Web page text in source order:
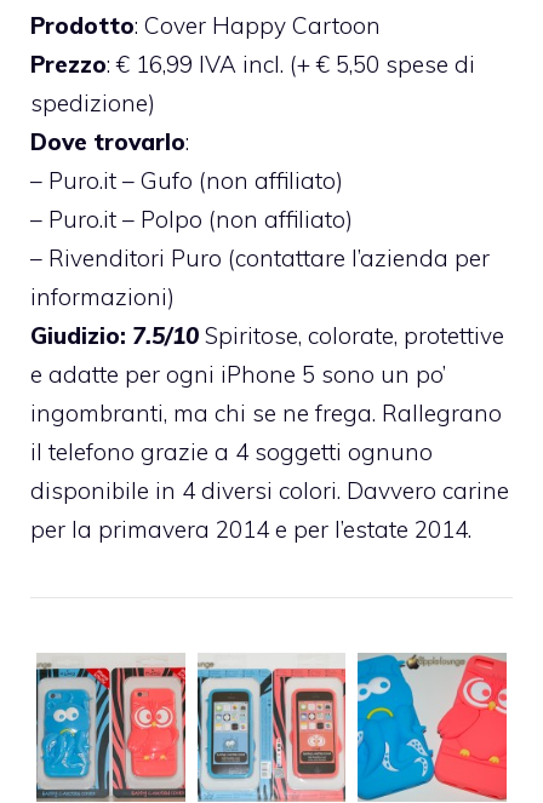
Prodotto: Cover Happy Cartoon
Prezzo: € 16,99 IVA incl. (+ € 5,50 spese di
spedizione)
Dove trovarlo:
– Puro.it – Gufo (non affiliato)
– Puro.it – Polpo (non affiliato)
– Rivenditori Puro (contattare l’azienda per
informazioni)
Giudizio: 7.5/10 Spiritose, colorate, protettive
e adatte per ogni iPhone 5 sono un po’
ingombranti, ma chi se ne frega. Rallegrano
il telefono grazie a 4 soggetti ognuno
disponibile in 4 diversi colori. Davvero carine
per la primavera 2014 e per l’estate 2014.